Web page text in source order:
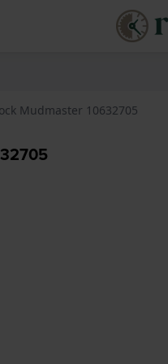
Mudmaster 10632705